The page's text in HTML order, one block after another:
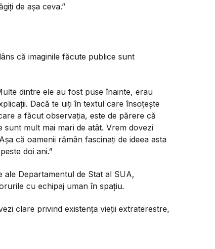
de așa ceva.”
că imaginile făcute publice sunt
dintre ele au fost puse înainte, erau
Dacă te uiți în textul care însoțește
a făcut observația, este de părere că
mult mai mari de atât. Vrem dovezi
că oamenii rămân fascinați de ideea asta
doi ani.”
ale Departamentul de Stat al SUA,
cu echipaj uman în spațiu.
clare privind existența vieții extraterestre,